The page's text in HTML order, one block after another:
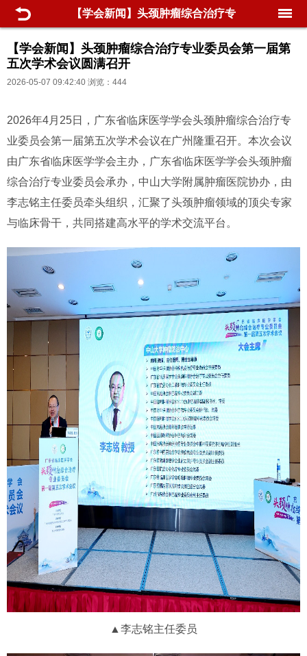
【学会新闻】头颈肿瘤综合治疗专
业委员会第一届第五次学术会议圆
【学会新闻】头颈肿瘤综合治疗专业委员会第一届第
五次学术会议圆满召开
2026-05-07 09:42:40 浏览：444
2026年4月25日，广东省临床医学学会头颈肿瘤综合治疗专
业委员会第一届第五次学术会议在广州隆重召开。本次会议
由广东省临床医学学会主办，广东省临床医学学会头颈肿瘤
综合治疗专业委员会承办，中山大学附属肿瘤医院协办，由
李志铭主任委员牵头组织，汇聚了头颈肿瘤领域的顶尖专家
与临床骨干，共同搭建高水平的学术交流平台。
▲李志铭主任委员